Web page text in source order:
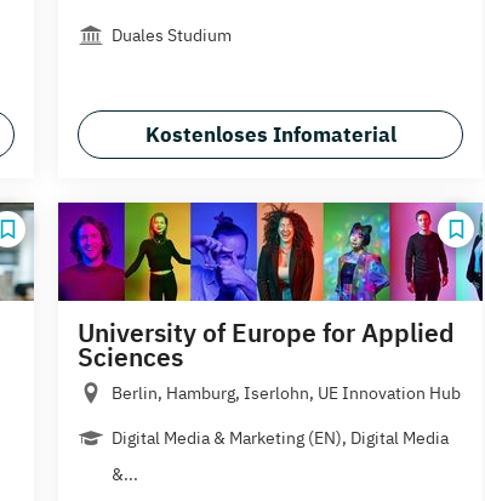
Duales Studium
Kostenloses Infomaterial
University of Europe for Applied
Sciences
Berlin, Hamburg, Iserlohn, UE Innovation Hub
Digital Media & Marketing (EN), Digital Media
&...